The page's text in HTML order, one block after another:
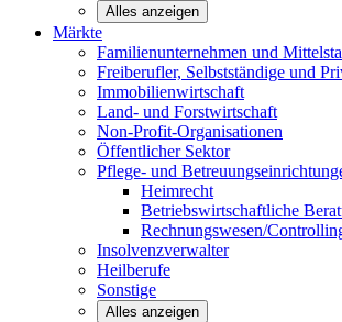
Alles anzeigen
Märkte
Familienunternehmen und
Freiberufler, Selbstständige und
Immobilienwirtschaft
Land- und Forstwirtschaft
Non-Profit-Organisationen
Öffentlicher Sektor
Pflege- und
Heimrecht
Betriebswirtschaftliche
Rechnungswesen/
Insolvenzverwalter
Heilberufe
Sonstige
Alles anzeigen